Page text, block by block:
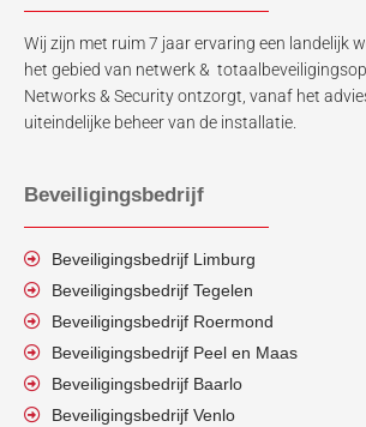
Wij zijn met ruim 7 jaar ervaring een landelijk
het gebied van netwerk &
Networks & Security ontzorgt, vanaf het
uiteindelijke beheer van de installatie.
Beveiligingsbedrijf
Beveiligingsbedrijf Limburg
Beveiligingsbedrijf Tegelen
Beveiligingsbedrijf Roermond
Beveiligingsbedrijf Peel en Maas
Beveiligingsbedrijf Baarlo
Beveiligingsbedrijf Venlo